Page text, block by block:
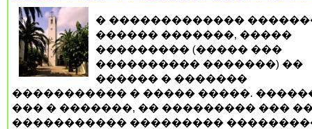
� �������������
������ �������, �����
��������� (����� ���
���������� �������) ��
������ � �������
����������� � ����� �����.
��� � �������, �� ��������� ���
����������� ���������